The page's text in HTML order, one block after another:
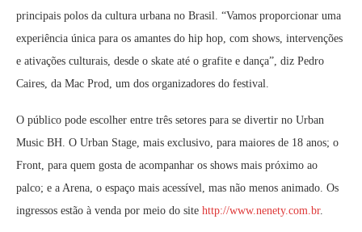
principais polos da cultura urbana no Brasil. “Vamos proporcionar uma
experiência única para os amantes do hip hop, com shows, intervenções
e ativações culturais, desde o skate até o grafite e dança”, diz Pedro
Caires, da Mac Prod, um dos organizadores do festival.
O público pode escolher entre três setores para se divertir no Urban
Music BH. O Urban Stage, mais exclusivo, para maiores de 18 anos; o
Front, para quem gosta de acompanhar os shows mais próximo ao
palco; e a Arena, o espaço mais acessível, mas não menos animado. Os
ingressos estão à venda por meio do site http://www.nenety.com.br.